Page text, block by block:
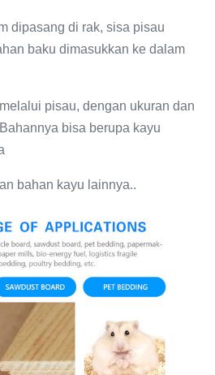
dipasang di rak, sisa pisau
baku dimasukkan ke dalam
pisau, dengan ukuran dan
bisa berupa kayu
bahan kayu lainnya..